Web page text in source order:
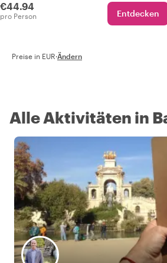
€44.94
pro Person Entdecken
Preise in EUR·Ändern
Alle Aktivitäten in